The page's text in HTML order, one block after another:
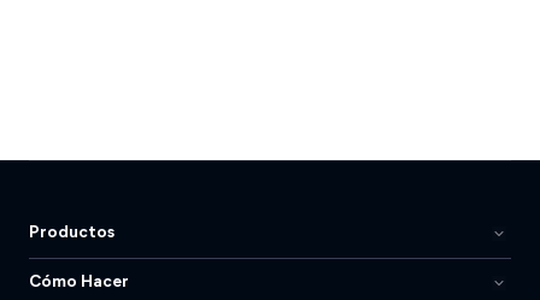
Productos
Cómo Hacer